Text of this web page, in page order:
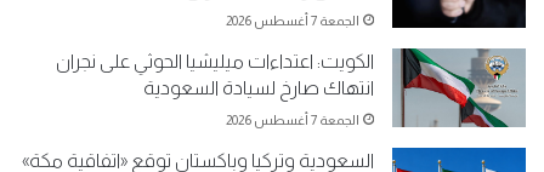
الجمعة 7 أغسطس 2026
الكويت: اعتداءات ميليشيا الحوثي على نجران
انتهاك صارخ لسيادة السعودية
الجمعة 7 أغسطس 2026
السعودية وتركيا وباكستان توقع «اتفاقية مكة»